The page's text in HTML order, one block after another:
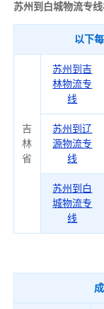
苏州到白城物流专线
以下
吉
林
省
苏州到吉
林物流专
线
苏州到辽
源物流专
线
苏州到白
城物流专
线